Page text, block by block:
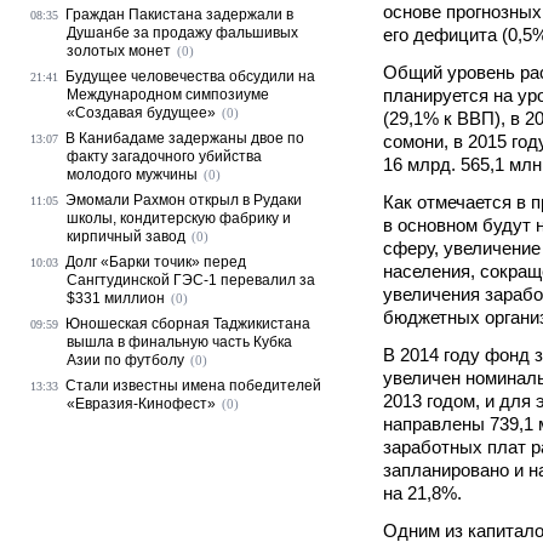
основе
его дефицита
Общий уровень
планируется на
(29,1% к ВВП), в
сомони, в 2015
16 млрд. 565,1
Как отмечается в
в основном будут
сферу,
населения,
увеличения
бюджетных
В 2014 году фонд
увеличен
2013 годом, и для
направлены 739,1
заработных плат
запланировано и
на 21,8%.
Одним из
08:35
Граждан Пакистана задержали в
Душанбе за продажу фальшивых
золотых монет (0)
21:41
Будущее человечества обсудили на
Международном симпозиуме
«Создавая будущее» (0)
13:07
В Канибадаме задержаны двое по
факту загадочного убийства
молодого мужчины (0)
11:05 Эмомали Рахмон открыл в Рудаки
школы, кондитерскую фабрику и
кирпичный завод (0)
10:03 Долг «Барки точик» перед
Сангтудинской ГЭС-1 перевалил за
$331 миллион (0)
09:59
Юношеская сборная Таджикистана
вышла в финальную часть Кубка
Азии по футболу (0)
13:33 Стали известны имена победителей
«Евразия-Кинофест» (0)